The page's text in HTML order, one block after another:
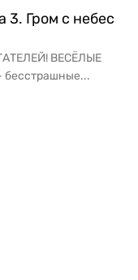
3. Гром с небес
ВЕСЁЛЫЕ